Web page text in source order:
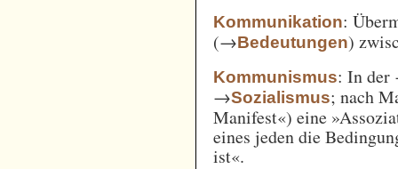
Kommunikation:
(→Bedeutungen)
Kommunismus: In
→Sozialismus; nach
Manifest«) eine
eines jeden die
ist«.